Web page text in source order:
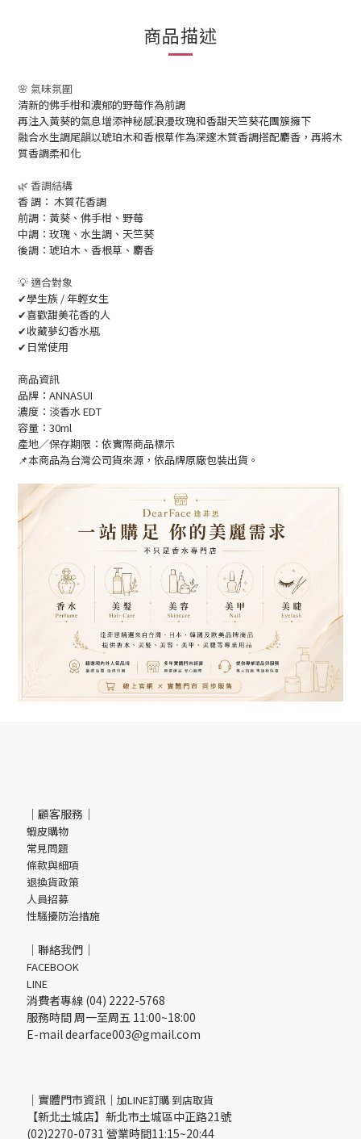
商品描述
🌸 氣味氛圍
清新的佛手柑和濃郁的野莓作為前調
再注入黃葵的氣息增添神秘感浪漫玫瑰和香甜天竺葵花團簇擁下
融合水生調尾韻以琥珀木和香根草作為深邃木質香調搭配麝香，再將木
質香調柔和化
🌿 香調結構
香 調： 木質花香調
前調：黃葵、佛手柑、野莓
中調：玫瑰、水生調、天竺葵
後調：琥珀木、香根草、麝香
💡 適合對象
✔學生族 / 年輕女生
✔喜歡甜美花香的人
✔收藏夢幻香水瓶
✔日常使用
商品資訊
品牌：ANNASUI
濃度：淡香水 EDT
容量：30ml
產地／保存期限：依實際商品標示
📌本商品為台灣公司貨來源，依品牌原廠包裝出貨。
｜顧客服務｜
蝦皮購物
常見問題
條款與細項
退換貨政策
人員招募
性騷擾防治措施
｜聯絡我們｜
FACEBOOK
LINE
消費者專線 (04) 2222-5768
服務時間 周一至周五 11:00~18:00
E-mail dearface003@gmail.com
｜實體門市資訊｜ 加LINE訂購 到店取貨
【新北土城店】新北市土城區中正路21號
(02)2270-0731 營業時間11:15~20:44